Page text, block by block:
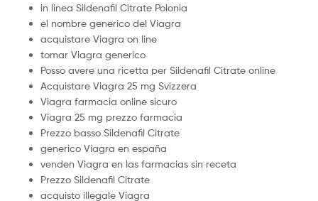
in linea Sildenafil Citrate Polonia
el nombre generico del Viagra
acquistare Viagra on line
tomar Viagra generico
Posso avere una ricetta per Sildenafil Citrate online
Acquistare Viagra 25 mg Svizzera
Viagra farmacia online sicuro
Viagra 25 mg prezzo farmacia
Prezzo basso Sildenafil Citrate
generico Viagra en españa
venden Viagra en las farmacias sin receta
Prezzo Sildenafil Citrate
acquisto illegale Viagra